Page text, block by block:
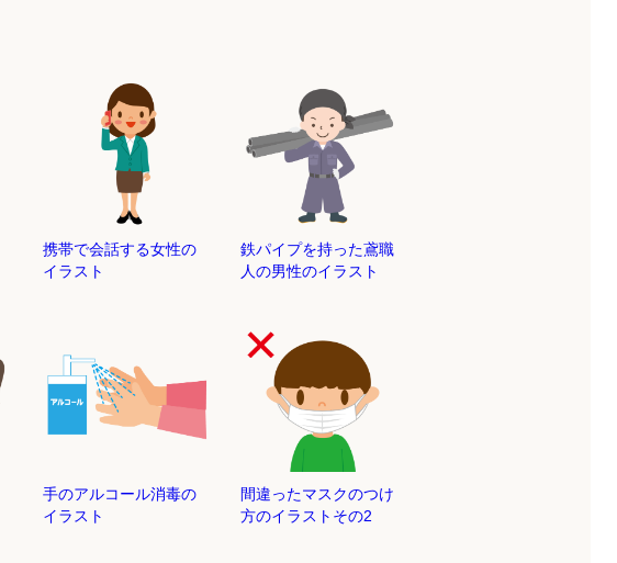
携帯で会話する女性の
イラスト
鉄パイプを持った鳶職
人の男性のイラスト
手のアルコール消毒の
イラスト
間違ったマスクのつけ
方のイラストその2